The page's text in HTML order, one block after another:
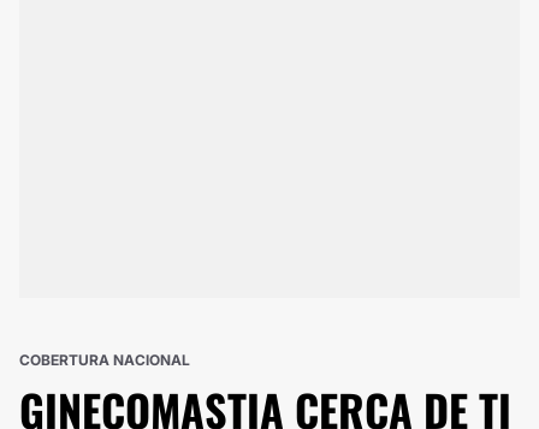
COBERTURA NACIONAL
GINECOMASTIA CERCA DE TI